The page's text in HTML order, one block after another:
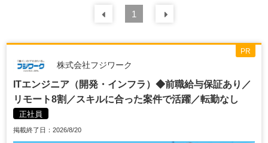
前の 件
1
株式会社フジワーク
ITエンジニア（開発・インフラ）◆前職給与保証あり／
リモート8割／スキルに合った案件で活躍／転勤なし
正社員
掲載終了日：2026/8/20
PR